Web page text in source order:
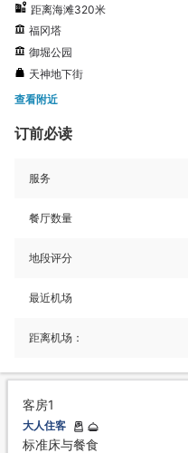
距离海滩320米
福冈塔
御堀公园
天神地下街
查看附近
订前必读
服务
餐厅数量
地段评分
最近机场
距离机场：
客房1
大人住客
标准床与餐食